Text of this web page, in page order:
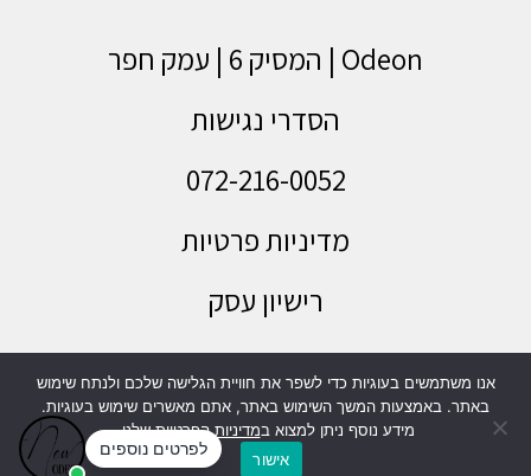
Odeon | המסיק 6 | עמק חפר
הסדרי נגישות
072-216-0052
מדיניות פרטיות
רישיון עסק
תעודת כשרות
אנו משתמשים בעוגיות כדי לשפר את חוויית הגלישה שלכם ולנתח שימוש
באתר. באמצעות המשך השימוש באתר, אתם מאשרים שימוש בעוגיות.
מידע נוסף ניתן למצוא במדיניות הפרטיותשלנו.
אישור